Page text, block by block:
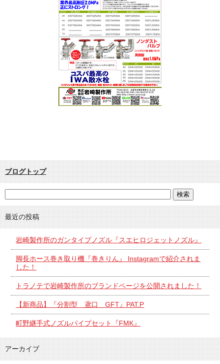
ブログトップ
最近の投稿
岩崎製作所のガンタイプノズル『スエヒロジェットノズル』
脚長ホース巻き取り機『巻きりん』 Instagramで紹介されま
した！
トラノテで岩崎製作所のブランドページを公開されました！
【新商品】『分割型 鳶口 GFT』PAT.P
町野継手式ノズルパイプセット『FMK』
アーカイブ